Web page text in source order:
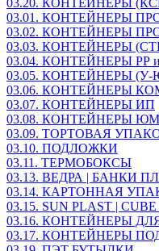
03.20. КОНТЕЙНЕРЫ
03.01. КОНТЕЙНЕРЫ
03.02. КОНТЕЙНЕРЫ
03.03. КОНТЕЙНЕРЫ
03.04. КОНТЕЙНЕРЫ РР
03.05. КОНТЕЙНЕРЫ (У-
03.06. КОНТЕЙНЕРЫ
03.07. КОНТЕЙНЕРЫ ИП
03.08. КОНТЕЙНЕРЫ
03.09. ТОРТОВАЯ
03.10. ПОДЛОЖКИ
03.11. ТЕРМОБОКСЫ
03.13. ВЕДРА | БАНКИ
03.14. КАРТОННАЯ
03.15. SUN PLAST |
03.16. КОНТЕЙНЕРЫ
03.17. КОНТЕЙНЕРЫ